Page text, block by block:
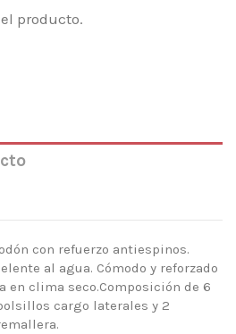
producto.
con refuerzo antiespinos.
al agua. Cómodo y reforzado
en clima seco.Composición de 6
cargo laterales y 2